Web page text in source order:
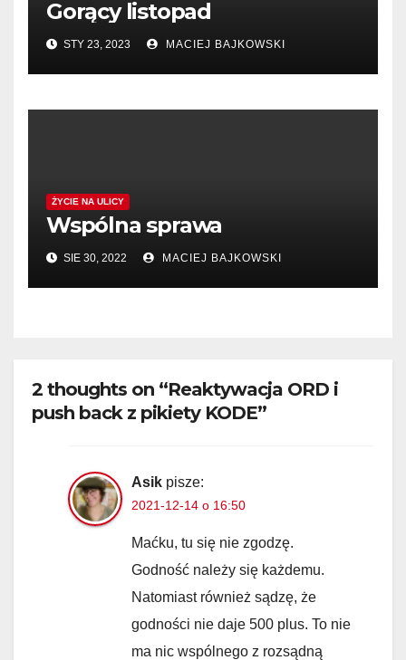
Gorący listopad
STY 23, 2023 MACIEJ BAJKOWSKI
ŻYCIE NA ULICY
Wspólna sprawa
SIE 30, 2022 MACIEJ BAJKOWSKI
2 thoughts on “Reaktywacja ORD i
push back z pikiety KODE”
Asik pisze:
2021-12-14 o 16:50
Maćku, tu się nie zgodzę.
Godność należy się każdemu.
Natomiast również sądzę, że
godności nie daje 500 plus. To nie
ma nic wspólnego z rozsądną